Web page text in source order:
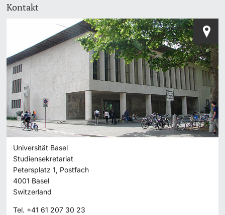
Kontakt
Universität Basel
Studiensekretariat
Petersplatz 1, Postfach
4001 Basel
Switzerland
Tel. +41 61 207 30 23